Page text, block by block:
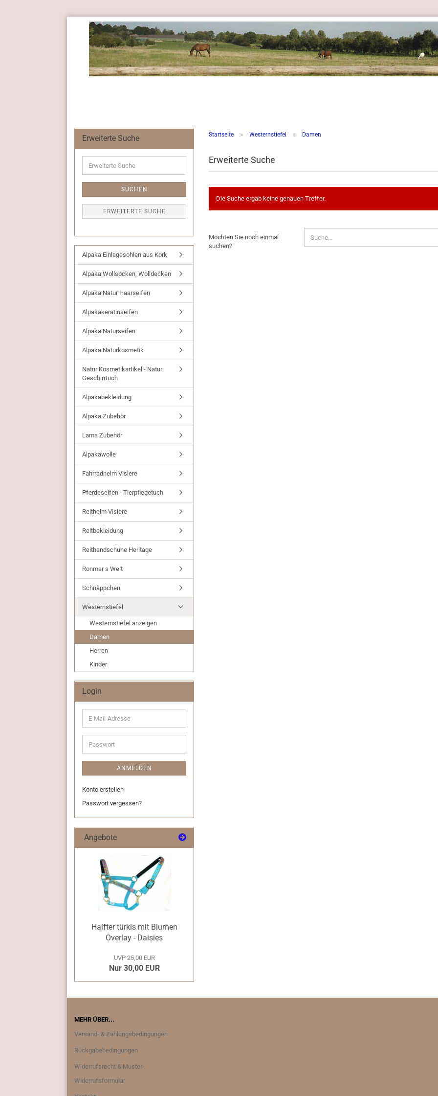
Startseite » Westernstiefel » Damen
Erweiterte Suche
Die Suche ergab keine genauen Treffer.
SIE
NOCH
Möchten Sie noch einmal
suchen?
Erweiterte Suche
Suche
SUCHEN
ERWEITERTE SUCHE
Alpaka Einlegesohlen aus Kork
Alpaka Wollsocken, Wolldecken
Alpaka Natur Haarseifen
Alpakakeratinseifen
Alpaka Naturseifen
Alpaka Naturkosmetik
Natur Kosmetikartikel - Natur
Geschirrtuch
Alpakabekleidung
Alpaka Zubehör
Lama Zubehör
Alpakawolle
Fahrradhelm Visiere
Pferdeseifen - Tierpflegetuch
Reithelm Visiere
Reitbekleidung
Reithandschuhe Heritage
Ronmar s Welt
Schnäppchen
Westernstiefel
Westernstiefel anzeigen
Damen
Herren
Kinder
Login
E-
Mail-
Adresse
Passwort
ANMELDEN
Konto erstellen
Passwort vergessen?
Angebote
Halfter türkis mit Blumen
Overlay - Daisies
UVP 25,00 EUR
Nur 30,00 EUR
MEHR ÜBER...
Versand- & Zahlungsbedingungen
Rückgabebedingungen
Widerrufsrecht & Muster-
Widerrufsformular